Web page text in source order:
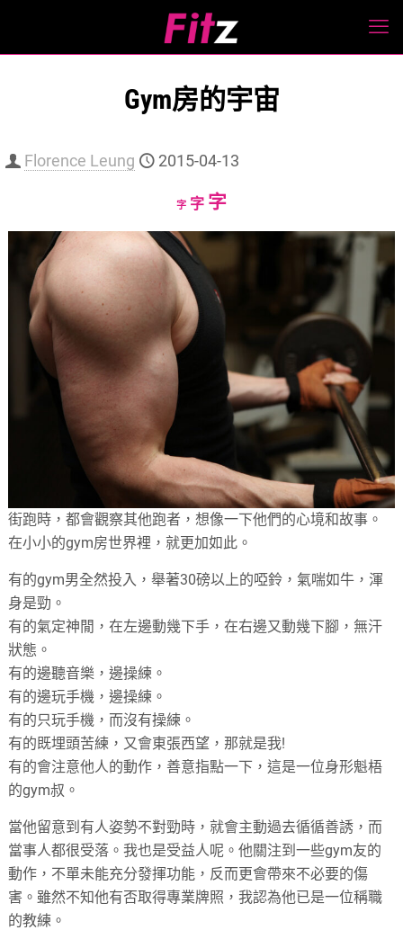
Gym房的宇宙
Florence Leung 2015-04-13
字Decrease
size.
字Reset
size.
字Increase
街跑時，都會觀察其他跑者，想像一下他們的心境和故事。
在小小的gym房世界裡，就更加如此。
有的gym男全然投入，舉著30磅以上的啞鈴，氣喘如牛，渾
身是勁。
有的氣定神閒，在左邊動幾下手，在右邊又動幾下腳，無汗
狀態。
有的邊聽音樂，邊操練。
有的邊玩手機，邊操練。
有的只玩手機，而沒有操練。
有的既埋頭苦練，又會東張西望，那就是我!
有的會注意他人的動作，善意指點一下，這是一位身形魁梧
的gym叔。
當他留意到有人姿勢不對勁時，就會主動過去循循善誘，而
當事人都很受落。我也是受益人呢。他關注到一些gym友的
動作，不單未能充分發揮功能，反而更會帶來不必要的傷
害。雖然不知他有否取得專業牌照，我認為他已是一位稱職
的教練。